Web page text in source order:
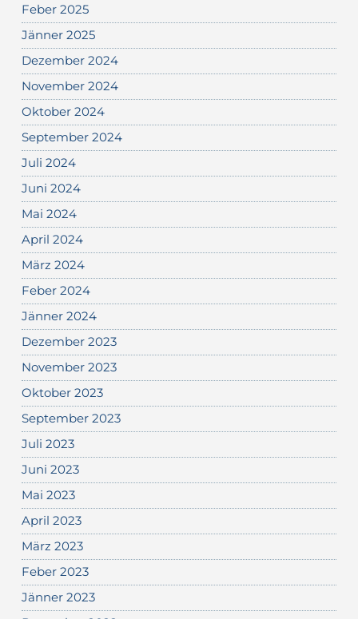
Feber 2025
Jänner 2025
Dezember 2024
November 2024
Oktober 2024
September 2024
Juli 2024
Juni 2024
Mai 2024
April 2024
März 2024
Feber 2024
Jänner 2024
Dezember 2023
November 2023
Oktober 2023
September 2023
Juli 2023
Juni 2023
Mai 2023
April 2023
März 2023
Feber 2023
Jänner 2023